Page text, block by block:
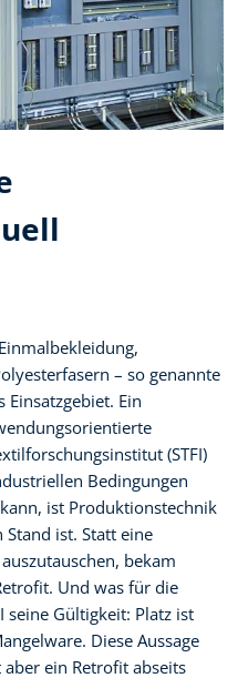
– so genannte
Ein
(STFI)
Bedingungen
ist Produktionstechnik
ist. Statt eine
bekam
Und was für die
seine Gültigkeit: Platz ist
Diese Aussage
ein Retrofit abseits